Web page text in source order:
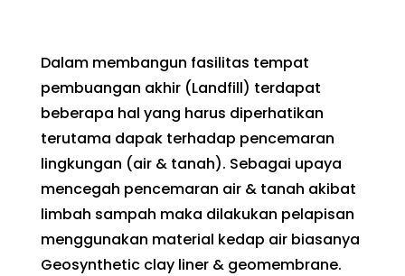
Dalam membangun fasilitas tempat
pembuangan akhir (Landfill) terdapat
beberapa hal yang harus diperhatikan
terutama dapak terhadap pencemaran
lingkungan (air & tanah). Sebagai upaya
mencegah pencemaran air & tanah akibat
limbah sampah maka dilakukan pelapisan
menggunakan material kedap air biasanya
Geosynthetic clay liner & geomembrane.